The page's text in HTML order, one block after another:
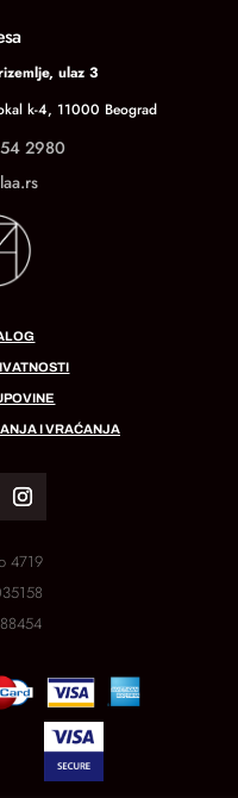
ulaz 3
k-4, 11000 Beograd
2980
I VRAĆANJA
4719